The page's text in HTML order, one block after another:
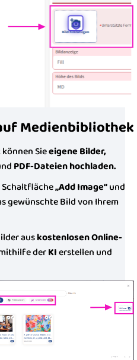
Medienbibliothek
Sieeigene Bilder,
PDF-Dateien hochladen.
Schaltfläche„Add Image“und
gewünschte Bild von Ihrem
auskostenlosen Online-
derKIerstellen und